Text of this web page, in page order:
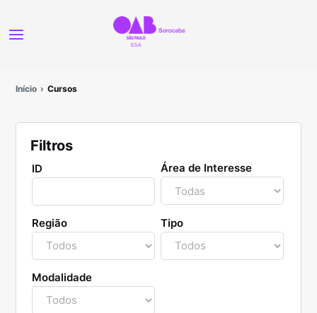
Início Cursos
Filtros
ID Área de Interesse
Região Tipo
Modalidade